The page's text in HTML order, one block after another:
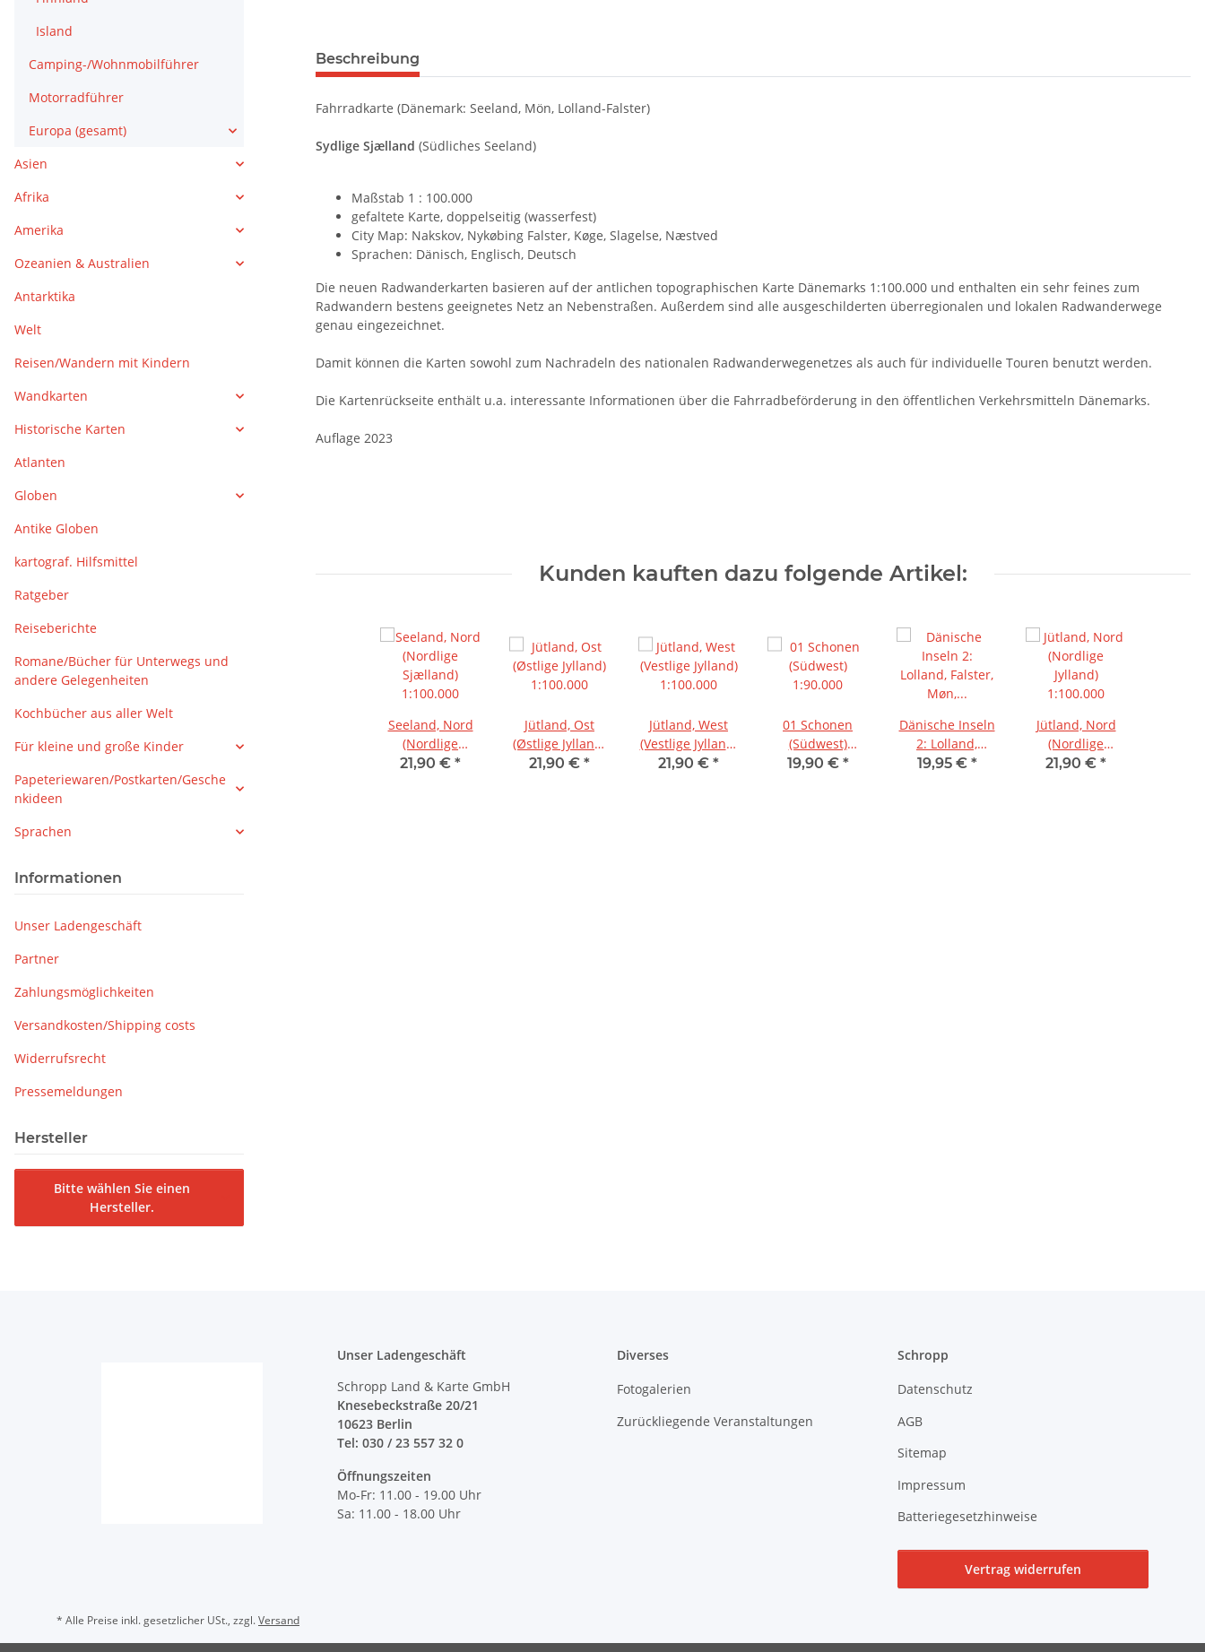
Beschreibung
Fahrradkarte (Dänemark: Seeland, Mön, Lolland-Falster)
Sydlige Sjælland (Südliches Seeland)
Maßstab 1 : 100.000
gefaltete Karte, doppelseitig (wasserfest)
City Map: Nakskov, Nykøbing Falster, Køge, Slagelse, Næstved
Sprachen: Dänisch, Englisch, Deutsch
Die neuen Radwanderkarten basieren auf der antlichen topographischen Karte Dänemarks 1:100.000 und enthalten ein sehr feines zum
Radwandern bestens geeignetes Netz an Nebenstraßen. Außerdem sind alle ausgeschilderten überregionalen und lokalen Radwanderwege
genau eingezeichnet.
Damit können die Karten sowohl zum Nachradeln des nationalen Radwanderwegenetzes als auch für individuelle Touren benutzt werden.
Die Kartenrückseite enthält u.a. interessante Informationen über die Fahrradbeförderung in den öffentlichen Verkehrsmitteln Dänemarks.
Auflage 2023
Kunden kauften dazu folgende Artikel:
Seeland, Nord
(Nordlige
Sjælland)
21,90 € *
Jütland, Ost
(Østlige Jylland)
1:100.000
21,90 € *
Jütland, West
(Vestlige Jylland)
1:100.000
21,90 € *
01 Schonen
(Südwest)
1:90.000
19,90 € *
Dänische Inseln
2: Lolland,
Falster, Møn,
19,95 € *
Jütland, Nord
(Nordlige
Jylland)
21,90 € *
Island
Camping-/Wohnmobilführer
Motorradführer
Europa (gesamt)
Asien
Afrika
Amerika
Ozeanien & Australien
Antarktika
Welt
Reisen/Wandern mit Kindern
Wandkarten
Historische Karten
Atlanten
Globen
Antike Globen
kartograf. Hilfsmittel
Ratgeber
Reiseberichte
Romane/Bücher für Unterwegs und
andere Gelegenheiten
Kochbücher aus aller Welt
Für kleine und große Kinder
Papeteriewaren/Postkarten/Gesche
nkideen
Sprachen
Informationen
Unser Ladengeschäft
Partner
Zahlungsmöglichkeiten
Versandkosten/Shipping costs
Widerrufsrecht
Pressemeldungen
Hersteller
Bitte wählen Sie einen
Hersteller.
Unser Ladengeschäft
Schropp Land & Karte GmbH
Knesebeckstraße 20/21
10623 Berlin
Tel: 030 / 23 557 32 0
Öffnungszeiten
Mo-Fr: 11.00 - 19.00 Uhr
Sa: 11.00 - 18.00 Uhr
Diverses
Fotogalerien
Zurückliegende Veranstaltungen
Schropp
Datenschutz
AGB
Sitemap
Impressum
Batteriegesetzhinweise
Vertrag widerrufen
* Alle Preise inkl. gesetzlicher USt., zzgl.Versand